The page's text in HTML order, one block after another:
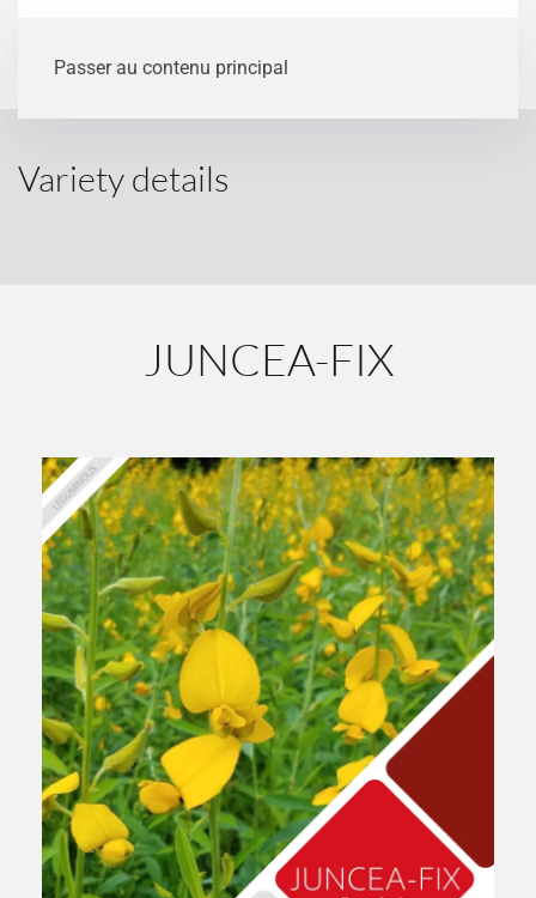
Passer au contenu principal
Variety details
JUNCEA-FIX